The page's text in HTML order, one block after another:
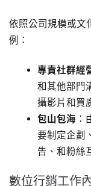
依照公司規模或文
例：
專責社群經
和其他部門
攝影片和買
包山包海 ：
要制定企劃
告、和粉絲
數位行銷工作